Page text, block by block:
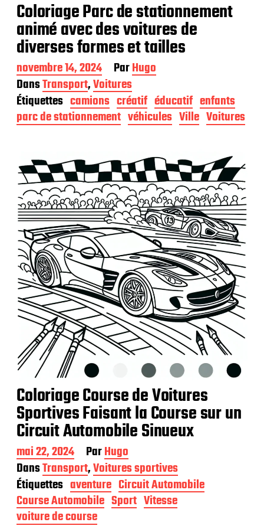
Coloriage Parc de stationnement
animé avec des voitures de
diverses formes et tailles
D
a
t
e
d
e
b
l
i
c
a
t
i
o
n
novembre 14, 2024 ParHugo
DansTransport,Voitures
Étiquettes camions créatif éducatif enfants
parc de stationnement véhicules Ville Voitures
Coloriage Course de Voitures
Sportives Faisant la Course sur un
Circuit Automobile Sinueux
D
a
t
e
d
e
p
mai 22, 2024 ParHugo
DansTransport,Voitures sportives
Étiquettes aventure Circuit Automobile
Course Automobile Sport Vitesse
voiture de course